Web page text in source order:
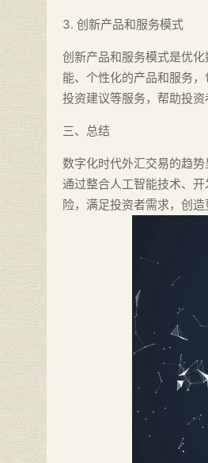
3. 创新产品和服务模式
创新产品和服务模式是优
能、个性化的产品和服务
投资建议等服务，帮助投资
三、总结
数字化时代外汇交易的趋
通过整合人工智能技术、
险，满足投资者需求，创造